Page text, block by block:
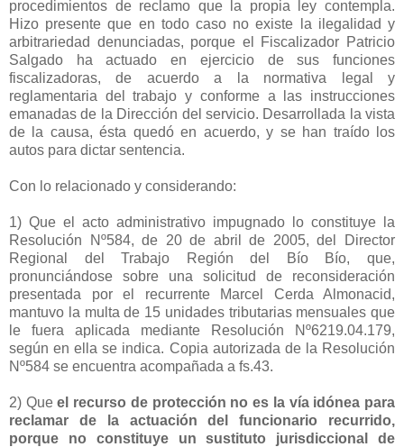
procedimientos de reclamo que la propia ley contempla.
Hizo presente que en todo caso no existe la ilegalidad y
arbitrariedad denunciadas, porque el Fiscalizador Patricio
Salgado ha actuado en ejercicio de sus funciones
fiscalizadoras, de acuerdo a la normativa legal y
reglamentaria del trabajo y conforme a las instrucciones
emanadas de la Dirección del servicio. Desarrollada la vista
de la causa, ésta quedó en acuerdo, y se han traído los
autos para dictar sentencia.
Con lo relacionado y considerando:
1) Que el acto administrativo impugnado lo constituye la
Resolución Nº584, de 20 de abril de 2005, del Director
Regional del Trabajo Región del Bío Bío, que,
pronunciándose sobre una solicitud de reconsideración
presentada por el recurrente Marcel Cerda Almonacid,
mantuvo la multa de 15 unidades tributarias mensuales que
le fuera aplicada mediante Resolución Nº6219.04.179,
según en ella se indica. Copia autorizada de la Resolución
Nº584 se encuentra acompañada a fs.43.
2) Queel recurso de protección no es la vía idónea para
reclamar de la actuación del funcionario recurrido,
porque no constituye un sustituto jurisdiccional de